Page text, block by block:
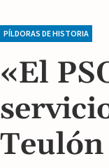
PÍLDORAS DE HISTORIA
«El
Teulón